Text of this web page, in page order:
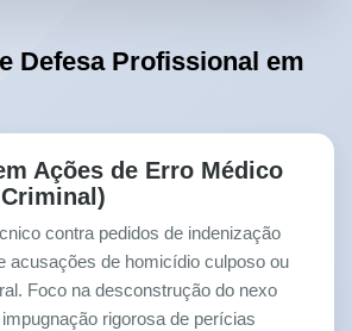
Defesa Profissional em
Ações de Erro Médico
contra pedidos de indenização
acusações de homicídio culposo ou
Foco na desconstrução do nexo
rigorosa de perícias